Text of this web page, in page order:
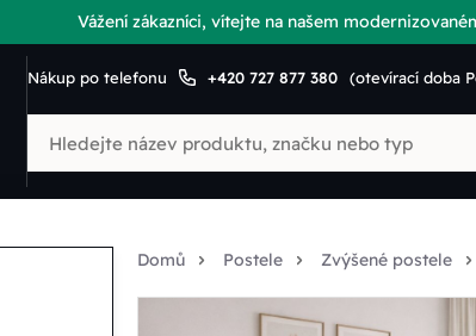
Vážení zákazníci, vítejte na našem
Nákup po telefonu +420 727 877 380 (otevírací doba
Domů Postele Zvýšené postele